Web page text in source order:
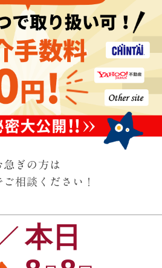
急ぎの方は
ご相談ください！
本日